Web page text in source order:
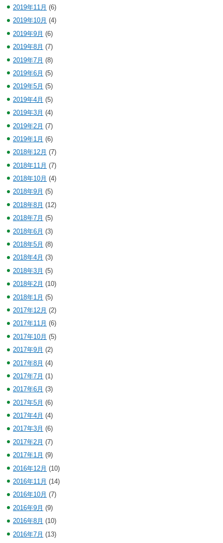
2019年11月 (6)
2019年10月 (4)
2019年9月 (6)
2019年8月 (7)
2019年7月 (8)
2019年6月 (5)
2019年5月 (5)
2019年4月 (5)
2019年3月 (4)
2019年2月 (7)
2019年1月 (6)
2018年12月 (7)
2018年11月 (7)
2018年10月 (4)
2018年9月 (5)
2018年8月 (12)
2018年7月 (5)
2018年6月 (3)
2018年5月 (8)
2018年4月 (3)
2018年3月 (5)
2018年2月 (10)
2018年1月 (5)
2017年12月 (2)
2017年11月 (6)
2017年10月 (5)
2017年9月 (2)
2017年8月 (4)
2017年7月 (1)
2017年6月 (3)
2017年5月 (6)
2017年4月 (4)
2017年3月 (6)
2017年2月 (7)
2017年1月 (9)
2016年12月 (10)
2016年11月 (14)
2016年10月 (7)
2016年9月 (9)
2016年8月 (10)
2016年7月 (13)